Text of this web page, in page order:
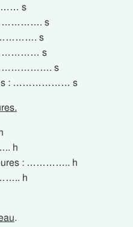
s
……………. s
s
…………… s
………………. s
s : ……………… s
h
: ………….. h
h
.